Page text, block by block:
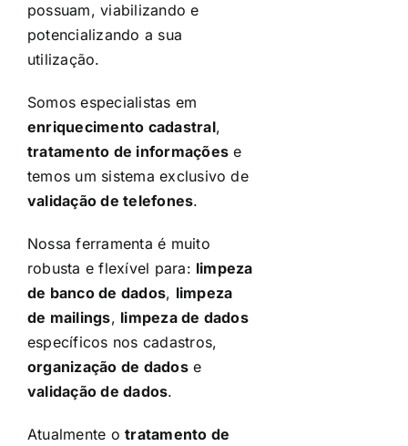
possuam, viabilizando e
potencializando a sua
utilização.
Somos especialistas em
enriquecimento cadastral,
tratamento de informações e
temos um sistema exclusivo de
validação de telefones.
Nossa ferramenta é muito
robusta e flexível para: limpeza
de banco de dados, limpeza
de mailings, limpeza de dados
específicos nos cadastros,
organização de dadose
validação de dados.
Atualmente otratamento de